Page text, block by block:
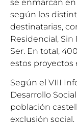
se enmarcan
según los
destinatarias,
Residencial,
Ser. En total,
estos proyectos
Según el VIII
Desarrollo
población
exclusión social.